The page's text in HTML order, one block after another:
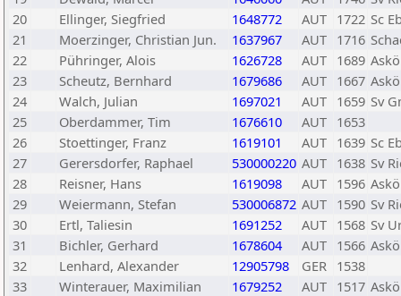
20
Ellinger, Siegfried 1648772 AUT 1722 Sc
21
Moerzinger, Christian Jun. 1637967 AUT 1716
22
Pühringer, Alois 1626728 AUT 1689
23
Scheutz, Bernhard 1679686 AUT 1667
24
Walch, Julian 1697021 AUT 1659 Sv
25
Oberdammer, Tim 1676610 AUT 1653
26
Stoettinger, Franz 1619101 AUT 1639 Sc
27
Gerersdorfer, Raphael 530000220 AUT 1638 Sv
28
Reisner, Hans 1619098 AUT 1596
29
Weiermann, Stefan 530006872 AUT 1590 Sv
30
Ertl, Taliesin 1691252 AUT 1568 Sv
31
Bichler, Gerhard 1678604 AUT 1566
32
Lenhard, Alexander 12905798 GER 1538
33
Winterauer, Maximilian 1679252 AUT 1517